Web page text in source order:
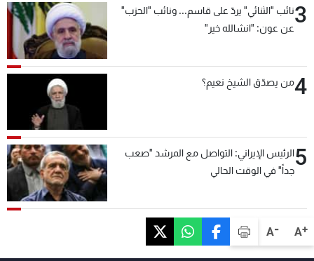
A+
A-
3نائب "الثنائي" يردّ على قاسم... ونائب "الحزب"
عن عون: "انشالله خير"
4من يصدّق الشيخ نعيم؟
5الرئيس الإيراني: التواصل مع المرشد "صعب
جداً" في الوقت الحالي